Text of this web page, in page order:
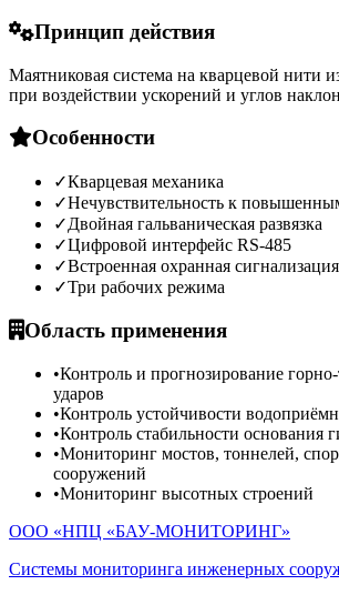
Принцип действия
Маятниковая система на кварцевой нити
при воздействии ускорений и углов
Особенности
✓Кварцевая механика
✓Нечувствительность к
✓Двойная гальваническая развязка
✓Цифровой интерфейс RS-485
✓Встроенная охранная сигнализация
✓Три рабочих режима
Область применения
•Контроль и прогнозирование
ударов
•Контроль устойчивости
•Контроль стабильности основания
•Мониторинг мостов, тоннелей,
сооружений
•Мониторинг высотных строений
ООО «НПЦ «БАУ-МОНИТОРИНГ»
Системы мониторинга инженерных